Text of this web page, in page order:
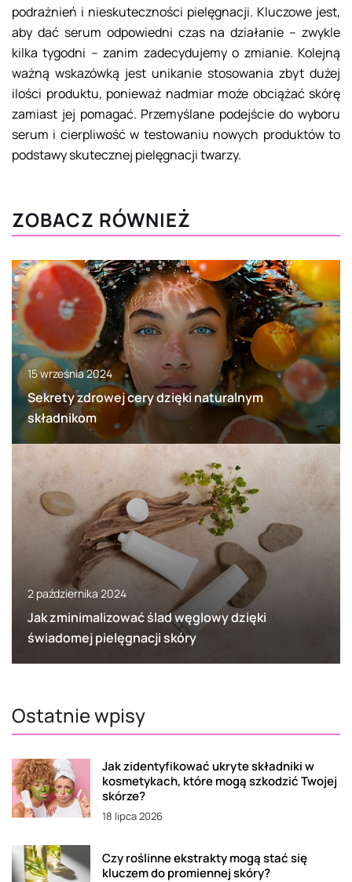
podrażnień i nieskuteczności pielęgnacji. Kluczowe jest,
aby dać serum odpowiedni czas na działanie – zwykle
kilka tygodni – zanim zadecydujemy o zmianie. Kolejną
ważną wskazówką jest unikanie stosowania zbyt dużej
ilości produktu, ponieważ nadmiar może obciążać skórę
zamiast jej pomagać. Przemyślane podejście do wyboru
serum i cierpliwość w testowaniu nowych produktów to
podstawy skutecznej pielęgnacji twarzy.
ZOBACZ RÓWNIEŻ
15 września 2024
Sekrety zdrowej cery dzięki naturalnym
składnikom
2 października 2024
Jak zminimalizować ślad węglowy dzięki
świadomej pielęgnacji skóry
Ostatnie wpisy
Jak zidentyfikować ukryte składniki w
kosmetykach, które mogą szkodzić Twojej
skórze?
18 lipca 2026
Czy roślinne ekstrakty mogą stać się
kluczem do promiennej skóry?